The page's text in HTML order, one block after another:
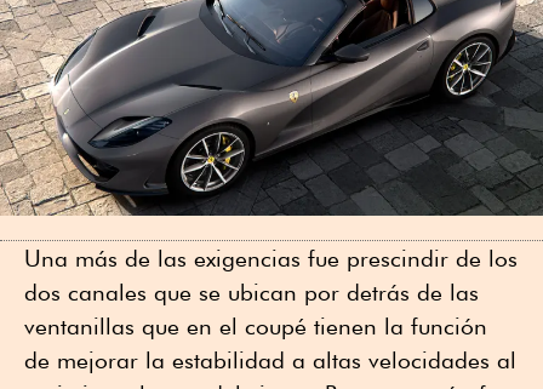
Una más de las exigencias fue prescindir de los
dos canales que se ubican por detrás de las
ventanillas que en el coupé tienen la función
de mejorar la estabilidad a altas velocidades al